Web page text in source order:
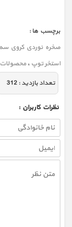
برچسب ها :
صخره نوردی کروی
استخر توپ ،
تعداد بازديد :312
نظرات كاربران :